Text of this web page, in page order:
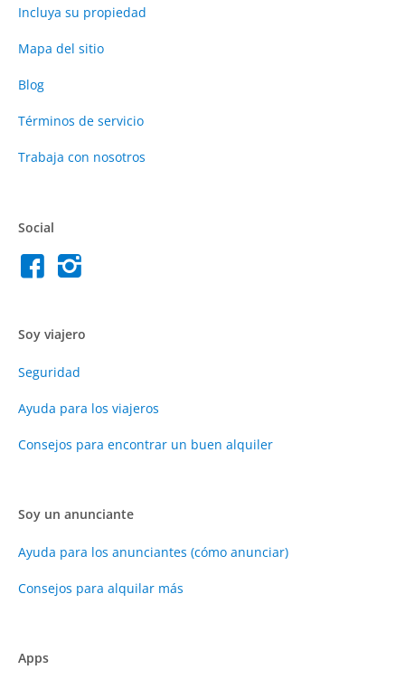
Incluya su propiedad
Mapa del sitio
Blog
Términos de servicio
Trabaja con nosotros
Social
Soy viajero
Seguridad
Ayuda para los viajeros
Consejos para encontrar un buen alquiler
Soy un anunciante
Ayuda para los anunciantes (cómo anunciar)
Consejos para alquilar más
Apps